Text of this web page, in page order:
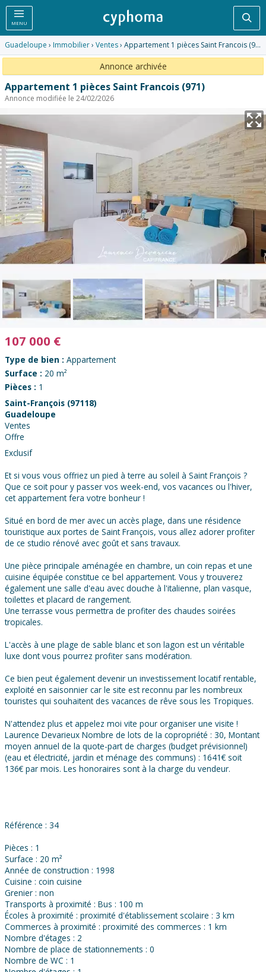
MENU
Guadeloupe › Immobilier› Ventes› Appartement 1 pièces Saint Francois (971)
Annonce archivée
Appartement 1 pièces Saint Francois (971)
Annonce modifiée le 24/02/2026
107 000 €
Type de bien : Appartement
Surface : 20 m²
Pièces : 1
Saint-François (97118)
Guadeloupe
Ventes
Offre
Exclusif
Et si vous vous offriez un pied à terre au soleil à Saint François ?
Que ce soit pour y passer vos week-end, vos vacances ou l'hiver,
cet appartement fera votre bonheur !
Situé en bord de mer avec un accès plage, dans une résidence
touristique aux portes de Saint François, vous allez adorer profiter
de ce studio rénové avec goût et sans travaux.
Une pièce principale aménagée en chambre, un coin repas et une
cuisine équipée constitue ce bel appartement. Vous y trouverez
également une salle d'eau avec douche à l'italienne, plan vasque,
toilettes et placard de rangement.
Une terrasse vous permettra de profiter des chaudes soirées
tropicales.
L'accès à une plage de sable blanc et son lagon est un véritable
luxe dont vous pourrez profiter sans modération.
Ce bien peut également devenir un investissement locatif rentable,
exploité en saisonnier car le site est reconnu par les nombreux
touristes qui souhaitent des vacances de rêve sous les Tropiques.
N'attendez plus et appelez moi vite pour organiser une visite !
Laurence Devarieux Nombre de lots de la copropriété : 30, Montant
moyen annuel de la quote-part de charges (budget prévisionnel)
(eau et électricité, jardin et ménage des communs) : 1641€ soit
136€ par mois. Les honoraires sont à la charge du vendeur.
Référence : 34
Pièces : 1
Surface : 20 m²
Année de construction : 1998
Cuisine : coin cuisine
Grenier : non
Transports à proximité : Bus : 100 m
Écoles à proximité : proximité d'établissement scolaire : 3 km
Commerces à proximité : proximité des commerces : 1 km
Nombre d'étages : 2
Nombre de place de stationnements : 0
Nombre de WC : 1